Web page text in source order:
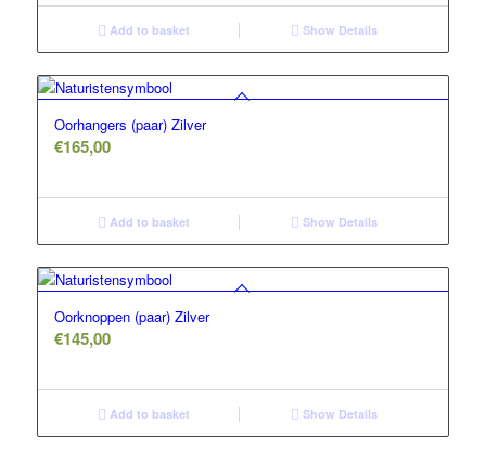
Add to basket Show Details
Oorhangers (paar) Zilver
€165,00
Add to basket Show Details
Oorknoppen (paar) Zilver
€145,00
Add to basket Show Details